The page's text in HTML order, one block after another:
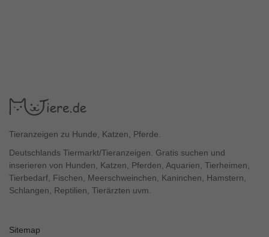
Tieranzeigen zu Hunde, Katzen, Pferde.
Deutschlands Tiermarkt/Tieranzeigen. Gratis suchen und
inserieren von Hunden, Katzen, Pferden, Aquarien, Tierheimen,
Tierbedarf, Fischen, Meerschweinchen, Kaninchen, Hamstern,
Schlangen, Reptilien, Tierärzten uvm.
Sitemap